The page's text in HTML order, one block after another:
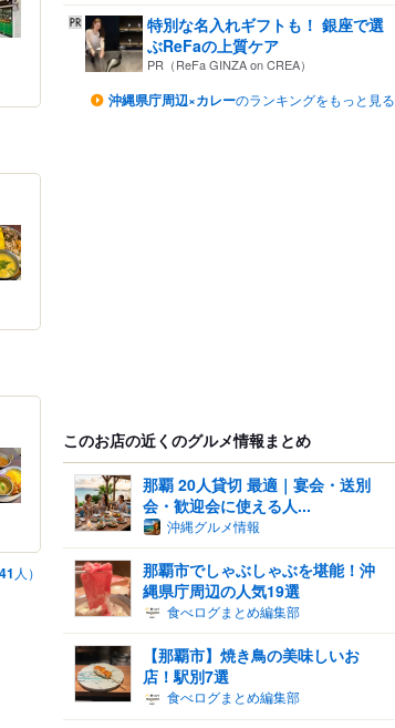
人）
特別な名入れギフトも！ 銀座で選
ぶReFaの上質ケア
PR（ReFa GINZA on CREA）
沖縄県庁周辺×カレーのランキングをもっと見る
このお店の近くのグルメ情報まとめ
那覇 20人貸切 最適｜宴会・送別
会・歓迎会に使える人...
沖縄グルメ情報
那覇市でしゃぶしゃぶを堪能！沖
縄県庁周辺の人気19選
食べログまとめ編集部
【那覇市】焼き鳥の美味しいお
店！駅別7選
食べログまとめ編集部